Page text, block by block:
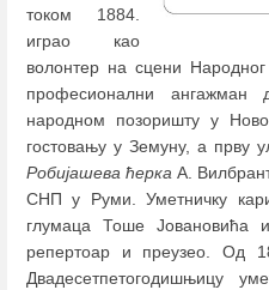
током 1884.
играо као
волонтер на сцени
професионални
народном позоришту у
гостовању у Земуну, а прву
Робијашева ћерка А.
СНП у Руми. Уметничку
глумаца Тоше Јовановића
репертоар и преузео. Од
Двадесетпетогодишњицу